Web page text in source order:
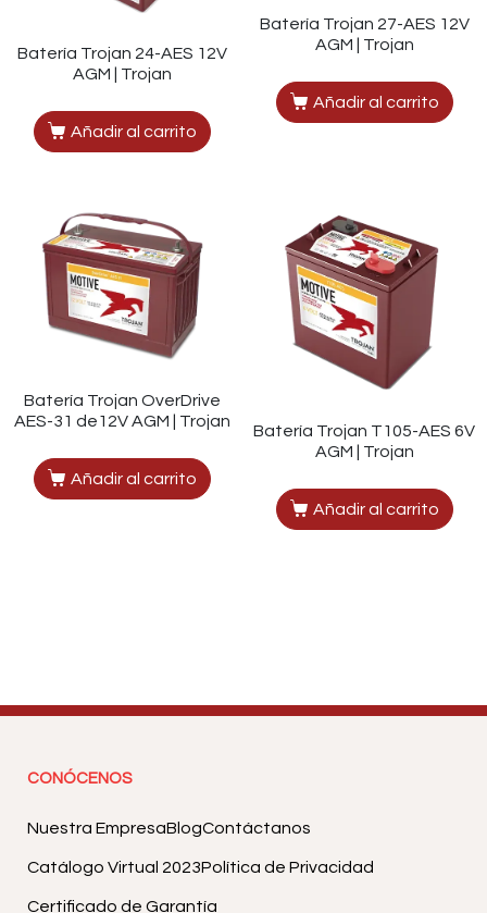
Batería Trojan 24-AES 12V
AGM | Trojan
Añadir al carrito
Batería Trojan 27-AES 12V
AGM | Trojan
Añadir al carrito
Batería Trojan OverDrive
AES-31 de12V AGM | Trojan
Añadir al carrito
Batería Trojan T105-AES 6V
AGM | Trojan
Añadir al carrito
CONÓCENOS
Nuestra EmpresaBlogContáctanos
Catálogo Virtual 2023Política de Privacidad
Certificado de Garantía